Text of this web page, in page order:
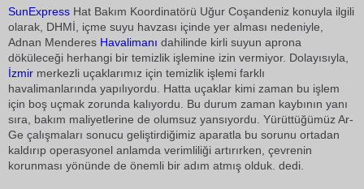
SunExpress Hat Bakım Koordinatörü Uğur Coşandeniz konuyla ilgili
olarak, DHMİ, içme suyu havzası içinde yer alması nedeniyle,
Adnan Menderes Havalimanı dahilinde kirli suyun aprona
döküleceği herhangi bir temizlik işlemine izin vermiyor. Dolayısıyla,
İzmir merkezli uçaklarımız için temizlik işlemi farklı
havalimanlarında yapılıyordu. Hatta uçaklar kimi zaman bu işlem
için boş uçmak zorunda kalıyordu. Bu durum zaman kaybının yanı
sıra, bakım maliyetlerine de olumsuz yansıyordu. Yürüttüğümüz Ar-
Ge çalışmaları sonucu geliştirdiğimiz aparatla bu sorunu ortadan
kaldırıp operasyonel anlamda verimliliği artırırken, çevrenin
korunması yönünde de önemli bir adım atmış olduk. dedi.